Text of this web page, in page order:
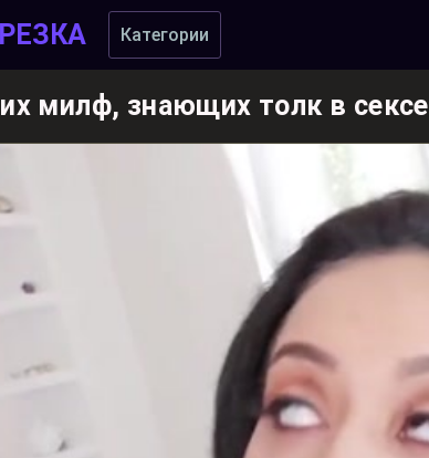
Категории
милф, знающих толк в сексе